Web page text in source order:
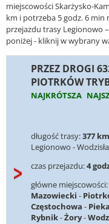
miejscowości Skarżysko-
km i potrzeba 5 godz. 6 min
przejazdu trasy Legionowo
poniżej - kliknij w wybrany
PRZEZ DROGI
PIOTRKÓW
NAJKRÓTSZA
długość trasy:377 km
Legionowo -
czas przejazdu:4
główne miejscowości:
Mazowiecki -
Częstochowa -
Rybnik-Żory-